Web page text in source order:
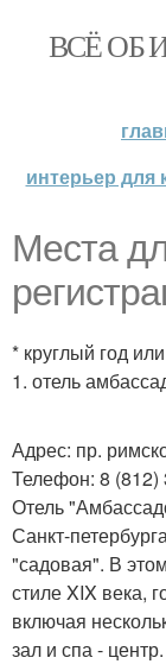
ВСЁ ОБ
интерьер для
Места
* круглый год
1. отель
Адрес: пр.
Телефон: 8 (812)
Отель
Санкт-
"садовая". В
стиле XIX века,
включая
зал и спа - центр.